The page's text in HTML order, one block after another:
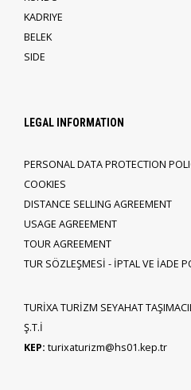
KADRIYE
BELEK
SIDE
LEGAL INFORMATION
PERSONAL DATA PROTECTION
COOKIES
DISTANCE SELLING AGREEMENT
USAGE AGREEMENT
TOUR AGREEMENT
TUR SÖZLEŞMESİ - İPTAL VE İADE
TURİXA TURİZM SEYAHAT
Ş.T.İ
KEP: turixaturizm@hs01.kep.tr